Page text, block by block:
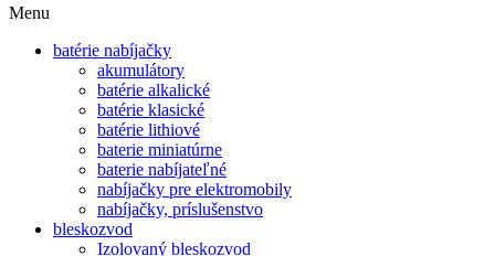
Menu
batérie nabíjačky
akumulátory
batérie alkalické
batérie klasické
batérie lithiové
baterie miniatúrne
baterie nabíjateľné
nabíjačky pre elektromobily
nabíjačky, príslušenstvo
bleskozvod
Izolovaný bleskozvod